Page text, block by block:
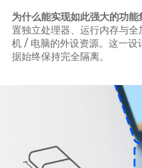
为什么能实现如此强大的功
置独立处理器、运行内存与
机 / 电脑的外设资源。这一设
据始终保持完全隔离。